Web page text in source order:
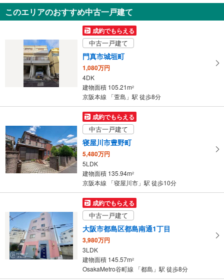
6,390万円
4LDK
98.95m2（実測）
大阪府大阪市淀川区野中南1丁目
このエリアのおすすめ中古一戸建て
成約でもらえる
中古一戸建て
門真市城垣町
1,080万円
4DK
建物面積 105.21m2
京阪本線 「萱島」駅 徒歩8分
成約でもらえる
中古一戸建て
寝屋川市豊野町
5,480万円
5LDK
建物面積 135.94m2
京阪本線 「寝屋川市」駅 徒歩10分
成約でもらえる
中古一戸建て
大阪市都島区都島南通1丁目
3,980万円
3LDK
建物面積 145.57m2
OsakaMetro谷町線 「都島」駅 徒歩8分